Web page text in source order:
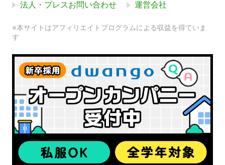
法人・プレスお問い合わせ 運営会社
※本サイトはアフィリエイトプログラムによる収益を得ていま
す